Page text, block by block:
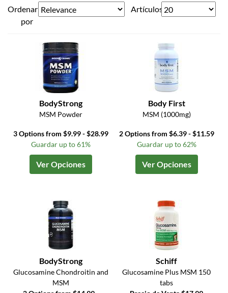
Ordenar
por
Artículos
BodyStrong
MSM Powder
3 Options from $9.99 - $28.99
Guardar up to 61%
Ver Opciones
Body First
MSM (1000mg)
2 Options from $6.39 - $11.59
Guardar up to 62%
Ver Opciones
BodyStrong
Glucosamine Chondroitin and
MSM
Schiff
Glucosamine Plus MSM 150
tabs